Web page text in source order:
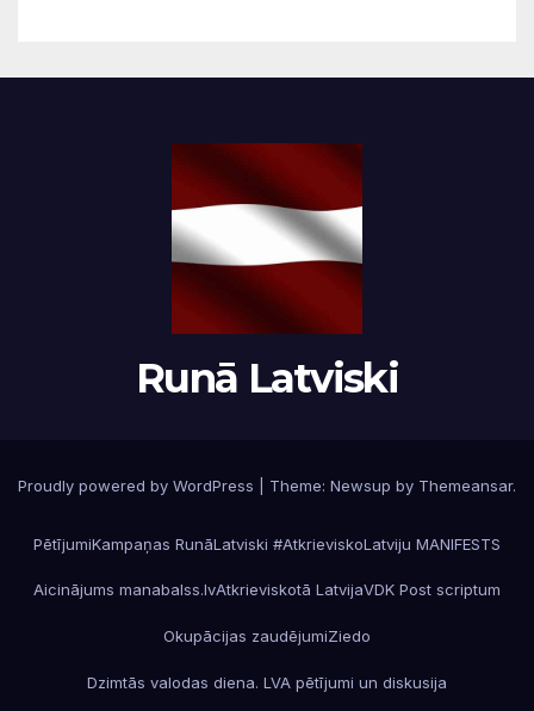
Runā Latviski
Proudly powered by WordPress Theme: Newsup by Themeansar.
PētījumiKampaņas RunāLatviski #AtkrieviskoLatviju MANIFESTS
Aicinājums manabalss.lvAtkrieviskotā LatvijaVDK Post scriptum
Okupācijas zaudējumiZiedo
Dzimtās valodas diena. LVA pētījumi un diskusija